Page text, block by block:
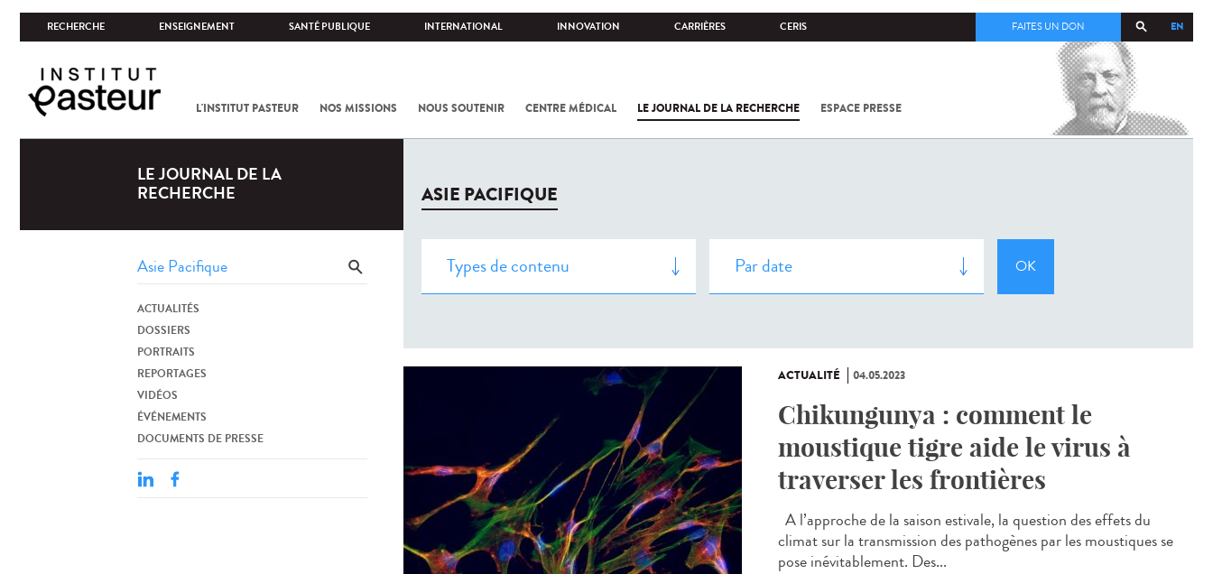
RECHERCHE ENSEIGNEMENT SANTÉ PUBLIQUE INTERNATIONAL INNOVATION CARRIÈRES CERIS EN
FAITES UN DON
L'INSTITUT PASTEUR NOS MISSIONS NOUS SOUTENIR CENTRE MÉDICAL LE JOURNAL DE LA RECHERCHE ESPACE PRESSE
COV-2 /
LE JOURNAL DE LA
RECHERCHE
ACTUALITÉS
DOSSIERS
PORTRAITS
REPORTAGES
VIDÉOS
ÉVÉNEMENTS
DOCUMENTS DE PRESSE
ASIE PACIFIQUE
ACTUALITÉ 04.05.2023
Chikungunya : comment le
moustique tigre aide le virus à
traverser les frontières
A l’approche de la saison estivale, la question des effets du
climat sur la transmission des pathogènes par les moustiques se
pose inévitablement. Des...